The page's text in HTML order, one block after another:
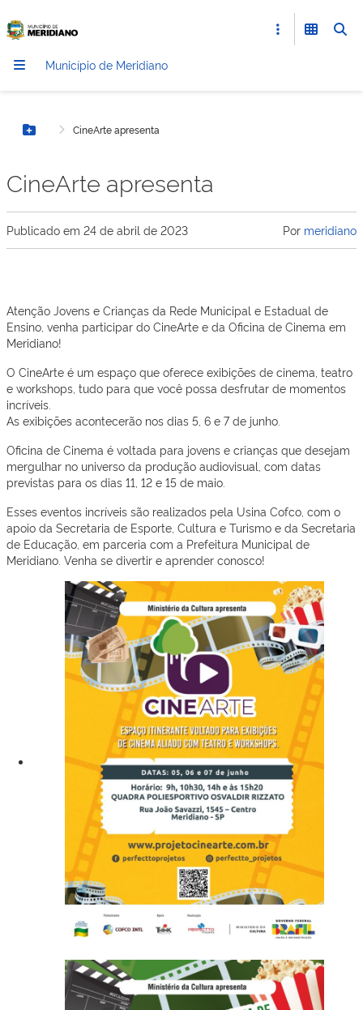
Município de Meridiano
Botão MenuCineArte apresenta
CineArte apresenta
Publicado em 24 de abril de 2023 Por meridiano
Atenção Jovens e Crianças da Rede Municipal e Estadual de
Ensino, venha participar do CineArte e da Oficina de Cinema em
Meridiano!
O CineArte é um espaço que oferece exibições de cinema, teatro
e workshops, tudo para que você possa desfrutar de momentos
incríveis.
As exibições acontecerão nos dias 5, 6 e 7 de junho.
Oficina de Cinema é voltada para jovens e crianças que desejam
mergulhar no universo da produção audiovisual, com datas
previstas para os dias 11, 12 e 15 de maio.
Esses eventos incríveis são realizados pela Usina Cofco, com o
apoio da Secretaria de Esporte, Cultura e Turismo e da Secretaria
de Educação, em parceria com a Prefeitura Municipal de
Meridiano. Venha se divertir e aprender conosco!